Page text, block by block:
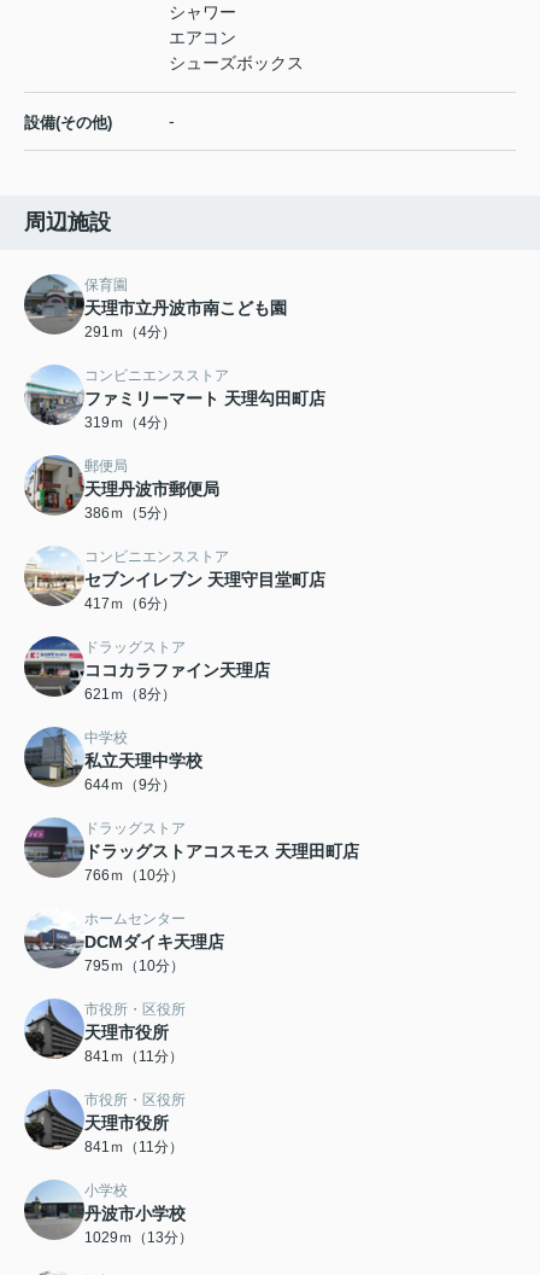
シャワー
エアコン
シューズボックス
設備(その他) -
周辺施設
保育園
天理市立丹波市南こども園
291ｍ（4分）
コンビニエンスストア
ファミリーマート 天理勾田町店
319ｍ（4分）
郵便局
天理丹波市郵便局
386ｍ（5分）
コンビニエンスストア
セブンイレブン 天理守目堂町店
417ｍ（6分）
ドラッグストア
ココカラファイン天理店
621ｍ（8分）
中学校
私立天理中学校
644ｍ（9分）
ドラッグストア
ドラッグストアコスモス 天理田町店
766ｍ（10分）
ホームセンター
DCMダイキ天理店
795ｍ（10分）
市役所・区役所
天理市役所
841ｍ（11分）
市役所・区役所
天理市役所
841ｍ（11分）
小学校
丹波市小学校
1029ｍ（13分）